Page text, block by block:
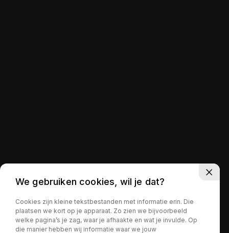
We gebruiken cookies, wil je dat?
Cookies zijn kleine tekstbestanden met informatie erin. Die
plaatsen we kort op je apparaat. Zo zien we bijvoorbeeld
welke pagina’s je zag, waar je afhaakte en wat je invulde. Op
die manier hebben wij informatie waar we jouw